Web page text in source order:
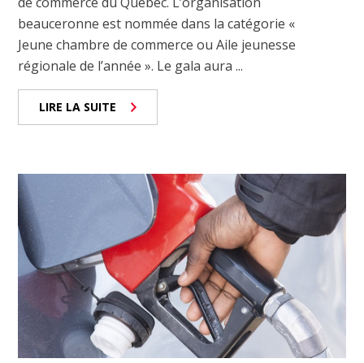
beauceronne est nommée dans la catégorie «
Jeune chambre de commerce ou Aile jeunesse
régionale de l’année ». Le gala aura ...
LIRE LA SUITE